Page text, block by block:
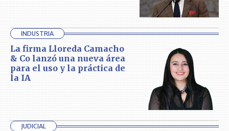
INDUSTRIA
La firma Lloreda Camacho
& Co lanzó una nueva área
para el uso y la práctica de
la IA
JUDICIAL